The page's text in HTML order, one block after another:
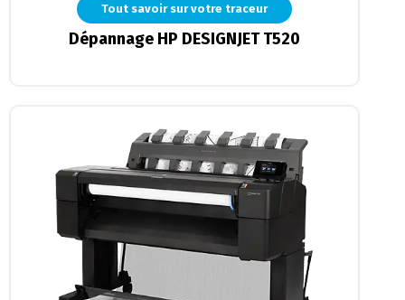
Tout savoir sur votre traceur
Dépannage HP DESIGNJET T520